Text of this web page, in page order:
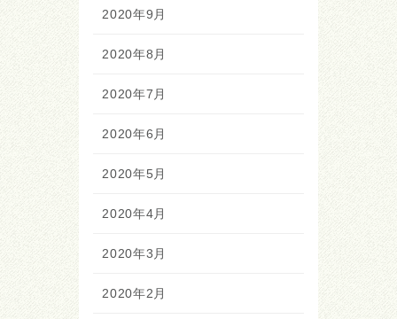
2020年9月
2020年8月
2020年7月
2020年6月
2020年5月
2020年4月
2020年3月
2020年2月